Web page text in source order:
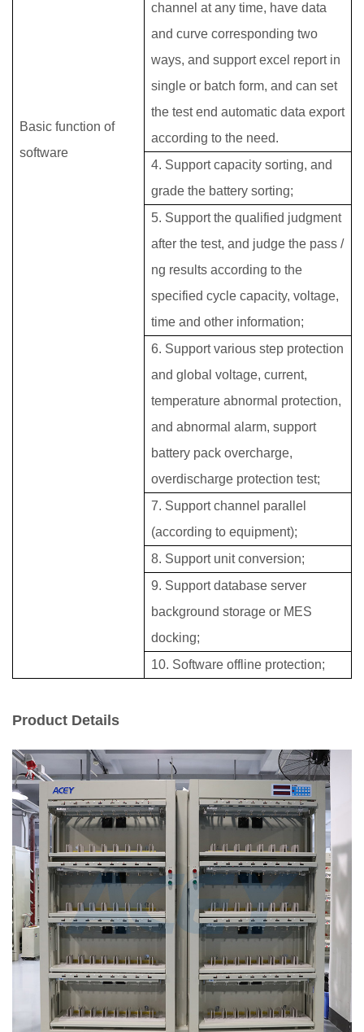
Basic function of
software
channel at any time, have data
and curve corresponding two
ways, and support excel report in
single or batch form, and can set
the test end automatic data export
according to the need.
4. Support capacity sorting, and
grade the battery sorting;
5. Support the qualified judgment
after the test, and judge the pass /
ng results according to the
specified cycle capacity, voltage,
time and other information;
6. Support various step protection
and global voltage, current,
temperature abnormal protection,
and abnormal alarm, support
battery pack overcharge,
overdischarge protection test;
7. Support channel parallel
(according to equipment);
8. Support unit conversion;
9. Support database server
background storage or MES
docking;
10. Software offline protection;
Product Details